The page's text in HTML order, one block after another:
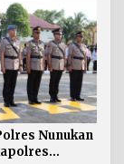
Nunukan